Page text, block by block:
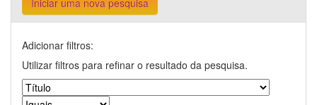
Iniciar uma nova pesquisa
Adicionar filtros:
Utilizar filtros para refinar o resultado da pesquisa.